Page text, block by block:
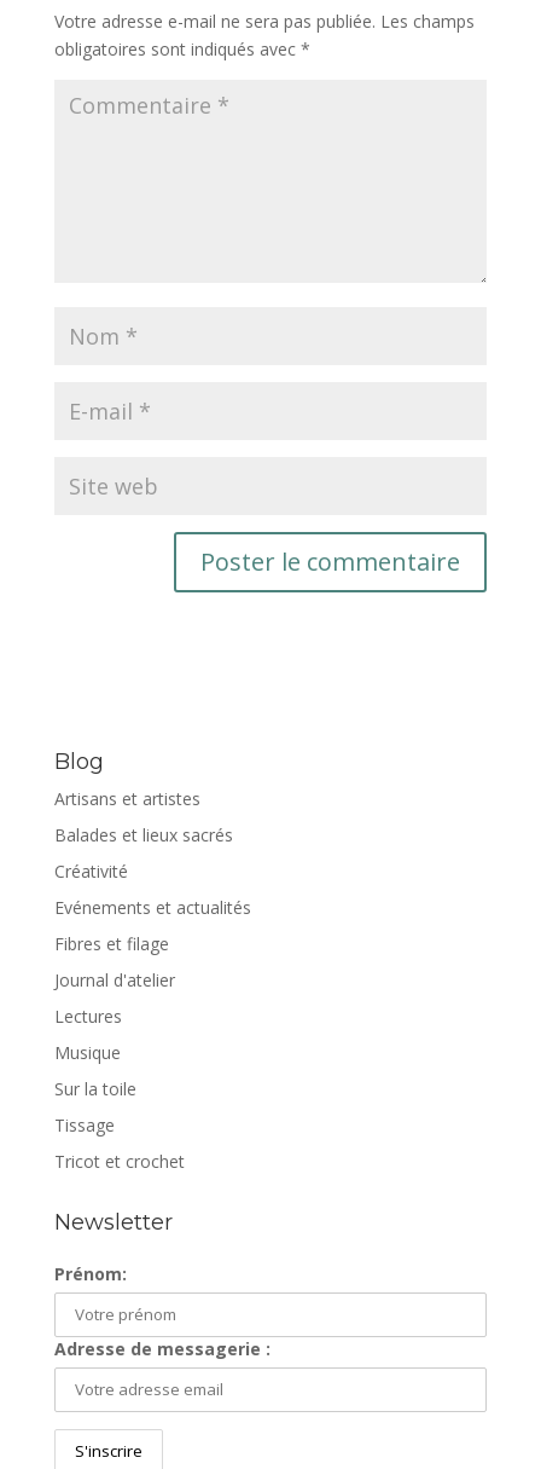
Votre adresse e-mail ne sera pas publiée. Les champs
obligatoires sont indiqués avec *
Blog
Artisans et artistes
Balades et lieux sacrés
Créativité
Evénements et actualités
Fibres et filage
Journal d'atelier
Lectures
Musique
Sur la toile
Tissage
Tricot et crochet
Newsletter
Prénom:
Adresse de messagerie :